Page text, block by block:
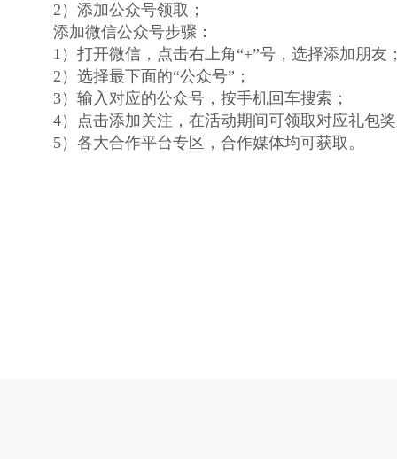
2）添加公众号领取；
添加微信公众号步骤：
1）打开微信，点击右上角“+”号，选择添加朋友
2）选择最下面的“公众号”；
3）输入对应的公众号，按手机回车搜索；
4）点击添加关注，在活动期间可领取对应礼包
5）各大合作平台专区，合作媒体均可获取。